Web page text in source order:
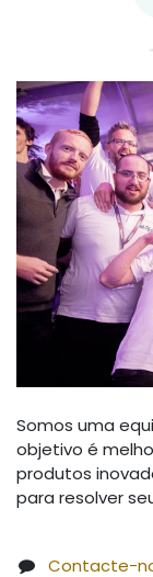
Somos uma
objetivo é
produtos
para resolver
Contacte-